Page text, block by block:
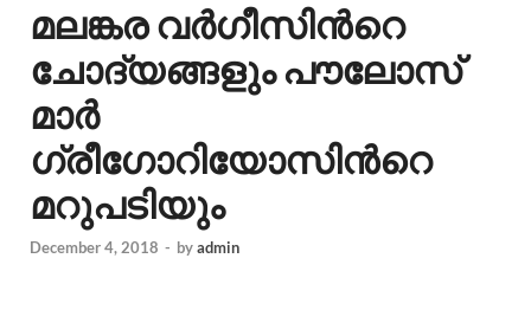
മലങ്കര വര്‍ഗീസിന്‍റെ
ചോദ്യങ്ങളും പൗലോസ്
മാര്‍
ഗ്രീഗോറിയോസിന്‍റെ
മറുപടിയും
December 4, 2018 - byadmin